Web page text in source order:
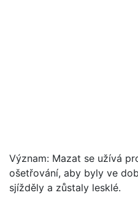
Význam: Mazat se užívá
ošetřování, aby byly ve
sjížděly a zůstaly lesklé.